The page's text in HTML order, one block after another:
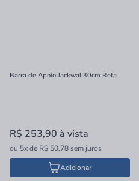
Barra de Apoio Jackwal 30cm Reta
R$ 253,90 à vista
ou 5xde R$ 50,78sem juros
Adicionar